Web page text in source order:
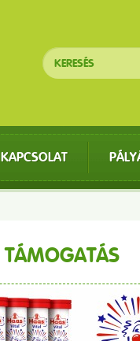
KAPCSOLAT
TÁMOGATÁS